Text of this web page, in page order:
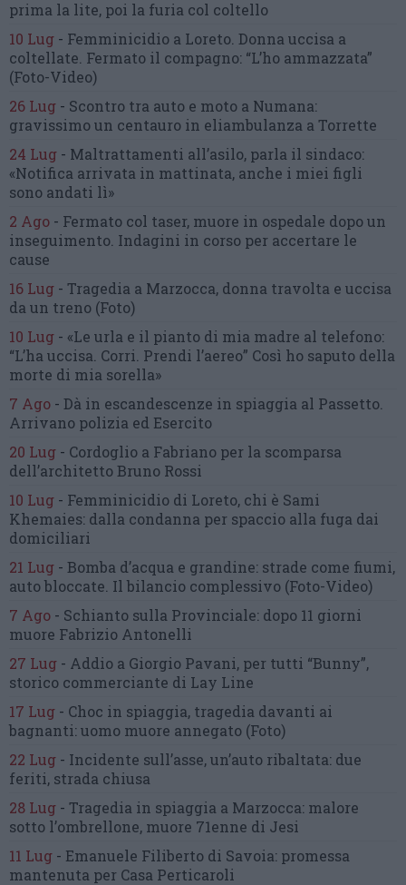
prima la lite, poi la furia col coltello
10 Lug - Femminicidio a Loreto. Donna uccisa a
coltellate. Fermato il compagno: “L’ho ammazzata”
(Foto-Video)
26 Lug - Scontro tra auto e moto a Numana:
gravissimo un centauro in eliambulanza a Torrette
24 Lug - Maltrattamenti all’asilo, parla il sindaco:
«Notifica arrivata in mattinata, anche i miei figli
sono andati lì»
2 Ago - Fermato col taser, muore in ospedale dopo un
inseguimento. Indagini in corso per accertare le
cause
16 Lug - Tragedia a Marzocca, donna travolta e uccisa
da un treno (Foto)
10 Lug - «Le urla e il pianto di mia madre al telefono:
“L’ha uccisa. Corri. Prendi l’aereo” Così ho saputo della
morte di mia sorella»
7 Ago - Dà in escandescenze in spiaggia al Passetto.
Arrivano polizia ed Esercito
20 Lug - Cordoglio a Fabriano per la scomparsa
dell’architetto Bruno Rossi
10 Lug - Femminicidio di Loreto, chi è Sami
Khemaies: dalla condanna per spaccio alla fuga dai
domiciliari
21 Lug - Bomba d’acqua e grandine: strade come fiumi,
auto bloccate. Il bilancio complessivo (Foto-Video)
7 Ago - Schianto sulla Provinciale: dopo 11 giorni
muore Fabrizio Antonelli
27 Lug - Addio a Giorgio Pavani, per tutti “Bunny”,
storico commerciante di Lay Line
17 Lug - Choc in spiaggia, tragedia davanti ai
bagnanti:uomo muore annegato (Foto)
22 Lug - Incidente sull’asse, un’auto ribaltata: due
feriti, strada chiusa
28 Lug - Tragedia in spiaggia a Marzocca: malore
sotto l’ombrellone, muore 71enne di Jesi
11 Lug - Emanuele Filiberto di Savoia: promessa
mantenuta per Casa Perticaroli